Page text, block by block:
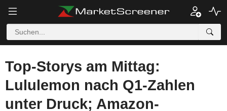
Top-Storys am Mittag:
Lululemon nach Q1-Zahlen
unter Druck; Amazon-